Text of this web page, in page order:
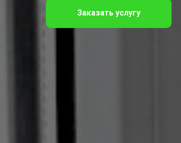
Заказать услугу